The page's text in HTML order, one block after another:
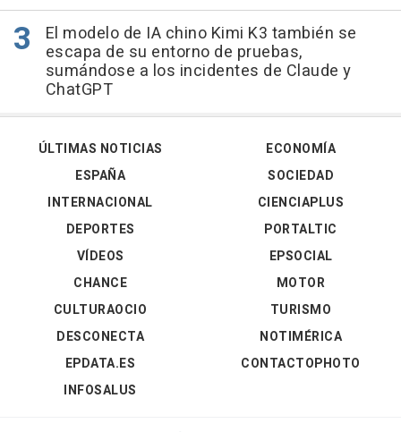
El modelo de IA chino Kimi K3 también se
escapa de su entorno de pruebas,
sumándose a los incidentes de Claude y
ChatGPT
ÚLTIMAS NOTICIAS
ESPAÑA
INTERNACIONAL
DEPORTES
VÍDEOS
ECONOMÍA
SOCIEDAD
CIENCIAPLUS
PORTALTIC
EPSOCIAL
CHANCE
CULTURAOCIO
DESCONECTA
EPDATA.ES
INFOSALUS
MOTOR
TURISMO
NOTIMÉRICA
CONTACTOPHOTO